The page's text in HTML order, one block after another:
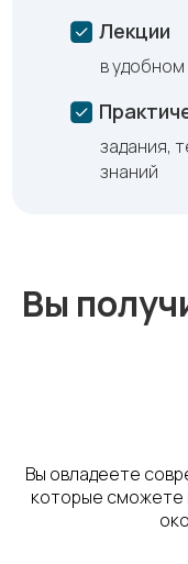
Лекции
в
задания,
знаний
Вы
Вы овладеете
которые сможете